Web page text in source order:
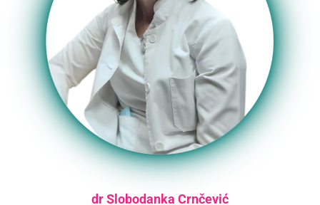
dr Slobodanka Crnčević